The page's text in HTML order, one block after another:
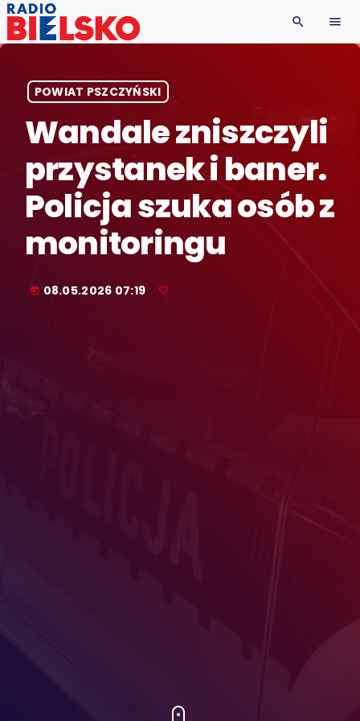
search menu
POWIAT PSZCZYŃSKI
Wandale zniszczyli
przystanek i baner.
Policja szuka osób z
monitoringu
today 08.05.2026 07:19